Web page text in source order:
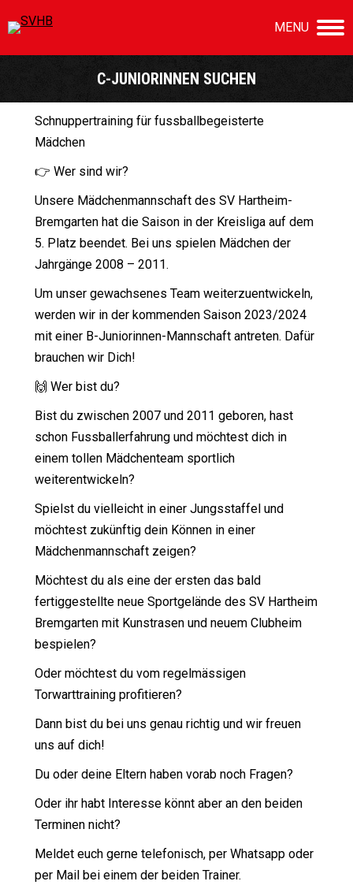
MENU
C-JUNIORINNEN SUCHEN
Sie befinden sich hier:
Schnuppertraining für fussballbegeisterte
Mädchen
👉 Wer sind wir?
Unsere Mädchenmannschaft des SV Hartheim-
Bremgarten hat die Saison in der Kreisliga auf dem
5. Platz beendet. Bei uns spielen Mädchen der
Jahrgänge 2008 – 2011.
Um unser gewachsenes Team weiterzuentwickeln,
werden wir in der kommenden Saison 2023/2024
mit einer B-Juniorinnen-Mannschaft antreten. Dafür
brauchen wir Dich!
🙌 Wer bist du?
Bist du zwischen 2007 und 2011 geboren, hast
schon Fussballerfahrung und möchtest dich in
einem tollen Mädchenteam sportlich
weiterentwickeln?
Spielst du vielleicht in einer Jungsstaffel und
möchtest zukünftig dein Können in einer
Mädchenmannschaft zeigen?
Möchtest du als eine der ersten das bald
fertiggestellte neue Sportgelände des SV Hartheim
Bremgarten mit Kunstrasen und neuem Clubheim
bespielen?
Oder möchtest du vom regelmässigen
Torwarttraining profitieren?
Dann bist du bei uns genau richtig und wir freuen
uns auf dich!
Du oder deine Eltern haben vorab noch Fragen?
Oder ihr habt Interesse könnt aber an den beiden
Terminen nicht?
Meldet euch gerne telefonisch, per Whatsapp oder
per Mail bei einem der beiden Trainer.